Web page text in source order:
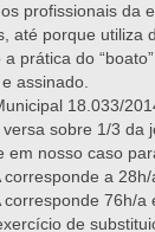
profissionais da
até porque utiliza
prática do
assinado.
18.033/
sobre 1/3 da
em nosso caso
corresponde a
corresponde 76h/
de